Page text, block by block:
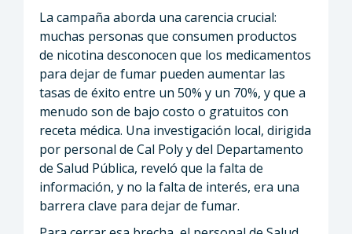
La campaña aborda una carencia crucial:
muchas personas que consumen productos
de nicotina desconocen que los medicamentos
para dejar de fumar pueden aumentar las
tasas de éxito entre un 50% y un 70%, y que a
menudo son de bajo costo o gratuitos con
receta médica. Una investigación local, dirigida
por personal de Cal Poly y del Departamento
de Salud Pública, reveló que la falta de
información, y no la falta de interés, era una
barrera clave para dejar de fumar.